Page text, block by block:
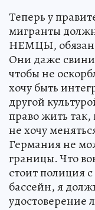
Теперь у
мигранты
НЕМЦЫ,
Они даже
чтобы не
хочу быть
другой
право жить
не хочу
Германия не
границы. Что
стоит полиция
бассейн, я
удостоверение